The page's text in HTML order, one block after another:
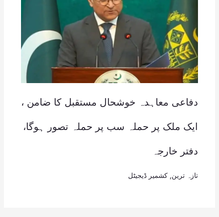
دفاعی معاہدہ خوشحال مستقبل کا ضامن ،
ایک ملک پر حملہ سب پر حملہ تصور ہوگا،
دفتر خارجہ
تازہ ترین کشمیر ڈیجیٹل